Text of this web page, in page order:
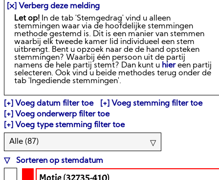
[⛌] Verberg deze melding
Let op! In de tab 'Stemgedrag' vind u alleen
stemmingen waar via de hoofdelijke stemmingen
methode gestemd is. Dit is een manier van stemmen
waarbij elk tweede kamer lid individueel een stem
uitbrengt. Bent u opzoek naar de de hand opsteken
stemmingen? Waarbij één persoon uit de partij
namens de hele partij stemt? Dan kunt u hiereen partij
selecteren. Ook vind u beide methodes terug onder de
tab 'Ingediende stemmingen'.
Voeg datum filter toe
Voeg stemming filter toe
Voeg onderwerp filter toe
Voeg type stemming filter toe
Alle (87)
Sorteren op stemdatum